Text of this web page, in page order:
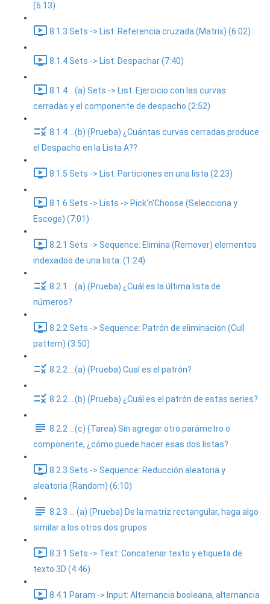
(6:13)
8.1.3 Sets -> List: Referencia cruzada (Matrix) (6:02)
8.1.4 Sets -> List: Despachar (7:40)
8.1.4 ...(a) Sets -> List: Ejercicio con las curvas
cerradas y el componente de despacho (2:52)
8.1.4 ...(b) (Prueba) ¿Cuántas curvas cerradas produce
el Despacho en la Lista A??
8.1.5 Sets -> List: Particiones en una lista (2:23)
8.1.6 Sets -> Lists -> Pick'n'Choose (Selecciona y
Escoge) (7:01)
8.2.1 Sets -> Sequence: Elimina (Remover) elementos
indexados de una lista. (1:24)
8.2.1 ...(a) (Prueba) ¿Cuál es la última lista de
números?
8.2.2 Sets -> Sequence: Patrón de eliminación (Cull
pattern) (3:50)
8.2.2 ...(a) (Prueba) Cual es el patrón?
8.2.2 ...(b) (Prueba) ¿Cuál es el patrón de estas series?
8.2.2 ...(c) (Tarea) Sin agregar otro parámetro o
componente, ¿cómo puede hacer esas dos listas?
8.2.3 Sets -> Sequence: Reducción aleatoria y
aleatoria (Random) (6:10)
8.2.3 ... (a) (Prueba) De la matriz rectangular, haga algo
similar a los otros dos grupos
8.3.1 Sets -> Text: Concatenar texto y etiqueta de
texto 3D (4:46)
8.4.1 Param -> Input: Alternancia booleana, alternancia